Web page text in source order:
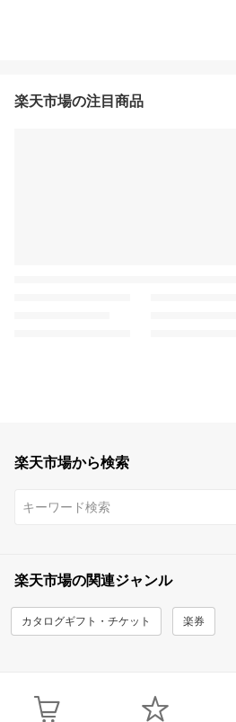
楽天市場の注目商品
楽天市場から検索
楽天市場の関連ジャンル
カタログギフト・チケット 楽券